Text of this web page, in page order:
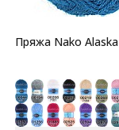
Пряжа Nako Alaska